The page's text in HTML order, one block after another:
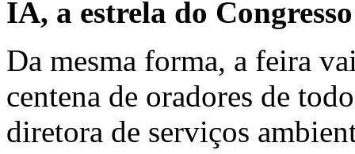
IA, a estrela do Congresso
Da mesma forma, a feira
centena de oradores de
diretora de serviços